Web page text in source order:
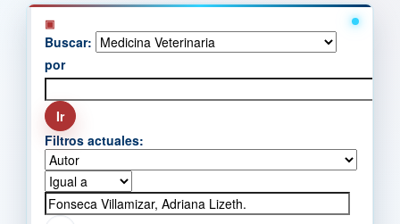
Buscar:
por
Filtros actuales: